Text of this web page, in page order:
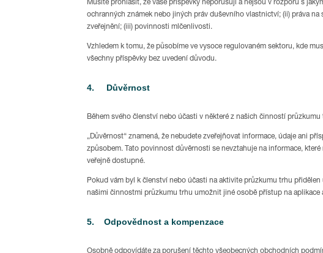
Musíte prohlásit, že vaše příspěvky neporušují a nejsou v rozporu s
ochranných známek nebo jiných práv duševního vlastnictví; (ii) práva
zveřejnění; (iii) povinnosti mlčenlivosti.
Vzhledem k tomu, že působíme ve vysoce regulovaném sektoru, kde
všechny příspěvky bez uvedení důvodu.
4. Důvěrnost
Během svého členství nebo účasti v některé z našich činností
„Důvěrnost“ znamená, že nebudete zveřejňovat informace, údaje ani
způsobem. Tato povinnost důvěrnosti se nevztahuje na informace,
veřejně dostupné.
Pokud vám byl k členství nebo účasti na aktivite průzkumu trhu
našimi činnostmi průzkumu trhu umožnit jiné osobě přístup na aplikace
5. Odpovědnost a kompenzace
Osobně odpovídáte za porušení těchto všeobecných obchodních